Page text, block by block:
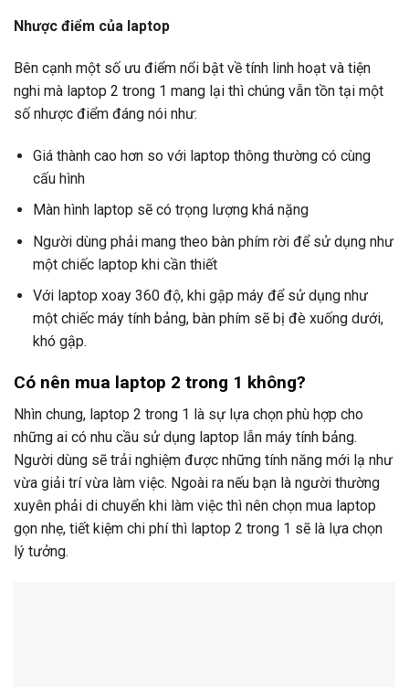
Nhược điểm của laptop
Bên cạnh một số ưu điểm nổi bật về tính linh hoạt và tiện
nghi mà laptop 2 trong 1 mang lại thì chúng vẫn tồn tại một
số nhược điểm đáng nói như:
Giá thành cao hơn so với laptop thông thường có cùng
cấu hình
Màn hình laptop sẽ có trọng lượng khá nặng
Người dùng phải mang theo bàn phím rời để sử dụng như
một chiếc laptop khi cần thiết
Với laptop xoay 360 độ, khi gập máy để sử dụng như
một chiếc máy tính bảng, bàn phím sẽ bị đè xuống dưới,
khó gập.
Có nên mua laptop 2 trong 1 không?
Nhìn chung, laptop 2 trong 1 là sự lựa chọn phù hợp cho
những ai có nhu cầu sử dụng laptop lẫn máy tính bảng.
Người dùng sẽ trải nghiệm được những tính năng mới lạ như
vừa giải trí vừa làm việc. Ngoài ra nếu bạn là người thường
xuyên phải di chuyển khi làm việc thì nên chọn mua laptop
gọn nhẹ, tiết kiệm chi phí thì laptop 2 trong 1 sẽ là lựa chọn
lý tưởng.